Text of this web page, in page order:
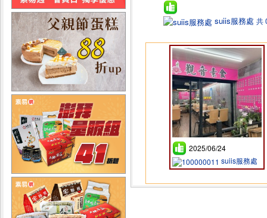
suiis服務處 共
2025/06/24
suiis服務處